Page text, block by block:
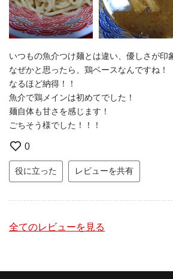
いつもの魚介つけ麺とは違い、優しさが印
なぜかと思ったら、鶏ベースなんですね！
なるほど納得！！
魚介で鶏メインは初めてでした！
麺自体も甘さを感じます！
ごちそう様でした！！！
0
役に立った レビューを共有
全てのレビューを見る